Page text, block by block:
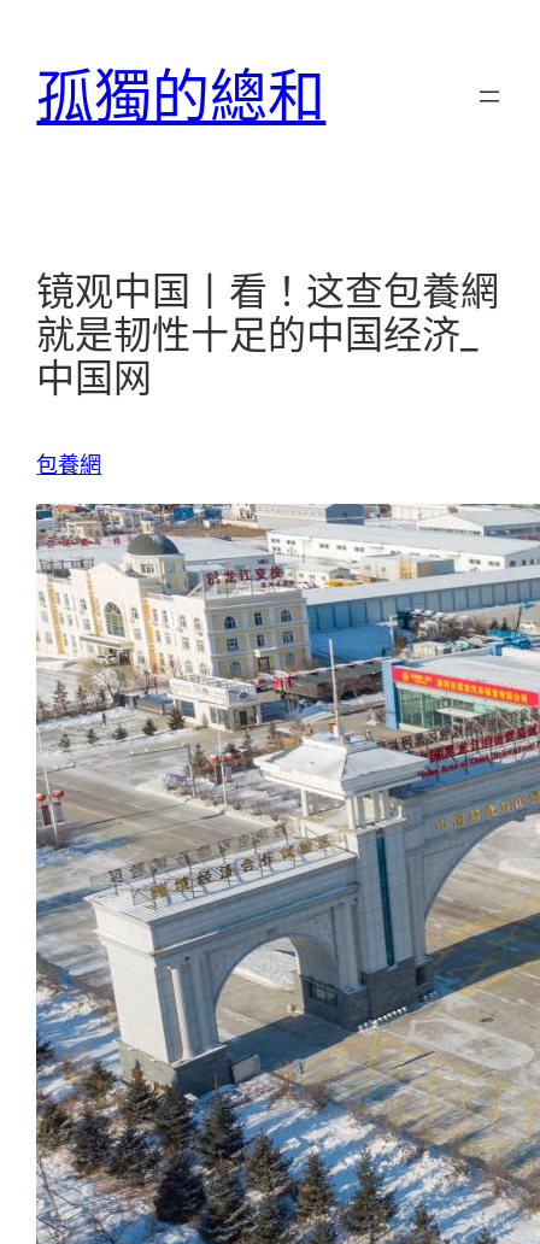
孤獨的總和
镜观中国丨看！这查包養網
就是韧性十足的中国经济_
中国网
包養網